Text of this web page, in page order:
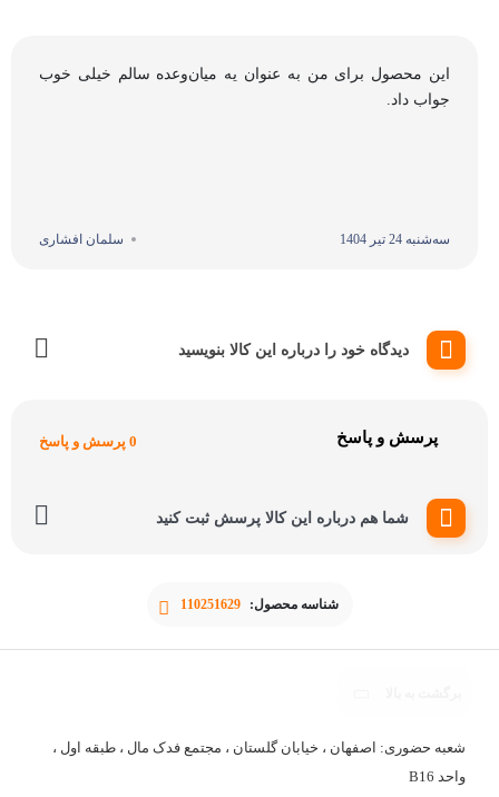
این محصول برای من به عنوان یه میان‌وعده سالم خیلی خوب
جواب داد.
سه‌شنبه 24 تیر 1404 سلمان افشاری
دیدگاه خود را درباره این کالا بنویسید
پرسش و پاسخ 0 پرسش و پاسخ
شما هم درباره این کالا پرسش ثبت کنید
شناسه محصول: 110251629
شماره تماس
03191690190
ایمیل رسمی